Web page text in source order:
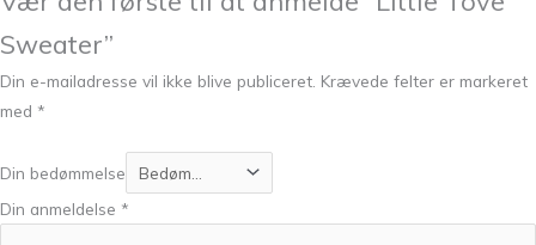
Sweater”
Din e-mailadresse vil ikke blive publiceret. Krævede felter er markeret
med *
Din bedømmelse
Din anmeldelse *